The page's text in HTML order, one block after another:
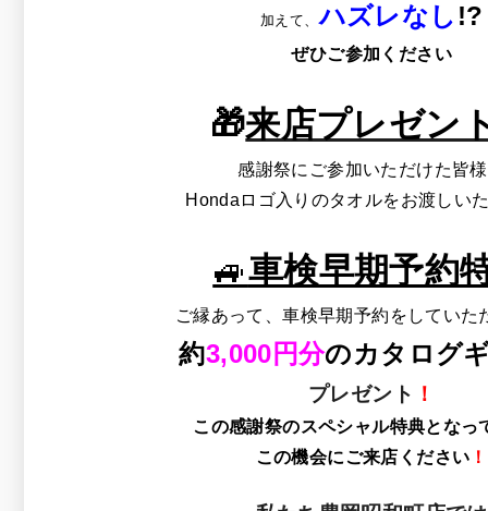
加えて、ハズレなし !?
ぜひご参加ください
🎁来店プレゼン
感謝祭にご参加いただけた皆
Hondaロゴ入りのタオルをお渡しい
🚙車検早期予約
ご縁あって、車検早期予約をしていた
約3,000円分のカタログ
プレゼント ！
この感謝祭のスペシャル特典となっ
この機会にご来店ください ！